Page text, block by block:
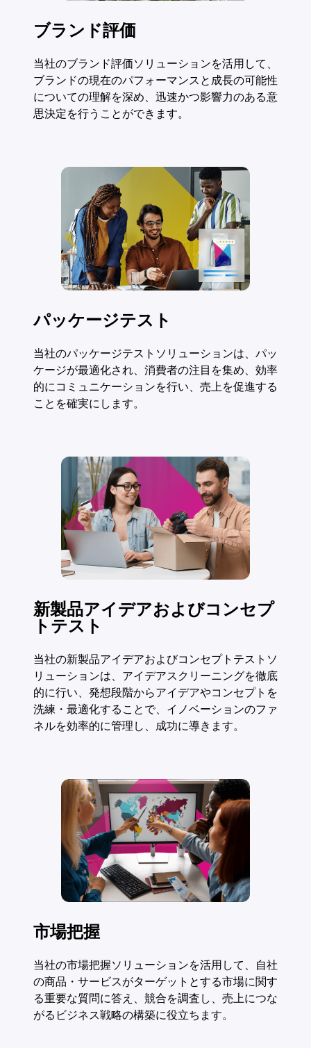
ブランド評価
当社のブランド評価ソリューションを活用して、
ブランドの現在のパフォーマンスと成長の可能性
についての理解を深め、迅速かつ影響力のある意
思決定を行うことができます。
パッケージテスト
当社のパッケージテストソリューションは、パッ
ケージが最適化され、消費者の注目を集め、効率
的にコミュニケーションを行い、売上を促進する
ことを確実にします。
新製品アイデアおよびコンセプ
トテスト
当社の新製品アイデアおよびコンセプトテストソ
リューションは、アイデアスクリーニングを徹底
的に行い、発想段階からアイデアやコンセプトを
洗練・最適化することで、イノベーションのファ
ネルを効率的に管理し、成功に導きます。
市場把握
当社の市場把握ソリューションを活用して、自社
の商品・サービスがターゲットとする市場に関す
る重要な質問に答え、競合を調査し、売上につな
がるビジネス戦略の構築に役立ちます。